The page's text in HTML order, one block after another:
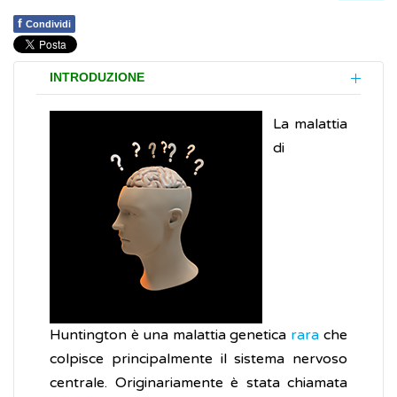
f Condividi
INTRODUZIONE
La malattia
di
Huntington è una malattia genetica rara che
colpisce principalmente il sistema nervoso
centrale. Originariamente è stata chiamata